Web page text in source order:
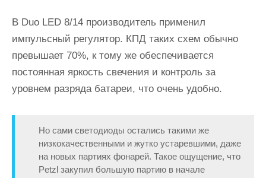
В Duo LED 8/14 производитель применил
импульсный регулятор. КПД таких схем обычно
превышает 70%, к тому же обеспечивается
постоянная яркость свечения и контроль за
уровнем разряда батареи, что очень удобно.
Но сами светодиоды остались такими же
низкокачественными и жутко устаревшими, даже
на новых партиях фонарей. Такое ощущение, что
Petzl закупил большую партию в начале